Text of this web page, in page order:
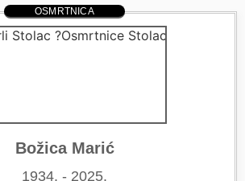
OSMRTNICA
Božica Marić
1934. - 2025.